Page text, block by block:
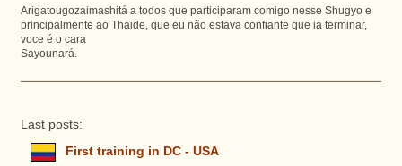
Arigatougozaimashitá a todos que participaram comigo nesse Shugyo e
principalmente ao Thaide, que eu não estava confiante que ia terminar,
voce é o cara
Sayounará.
Last posts:
First training in DC - USA